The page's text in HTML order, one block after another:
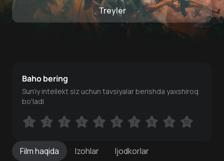
Treyler
Filmhaqida Izohlar Ijodkorlar
Baho bering
Sun'iy intellekt siz uchun tavsiyalar berishda yaxshiroq
bo'ladi
1 2 3 4 5 6 7 8 9 10
1 2 3 4 5 6 7 8 9 10